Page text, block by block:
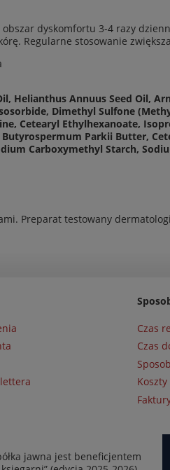
obszar dyskomfortu 3-4 razy
Regularne stosowanie
Helianthus Annuus Seed Oil,
Dimethyl Sulfone
Cetearyl Ethylhexanoate,
Parkii Butter,
Carboxymethyl Starch,
Preparat testowany
Czas
Czas
jawna jest beneficjentem